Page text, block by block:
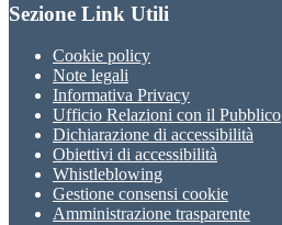
Sezione Link Utili
Cookie policy
Note legali
Informativa Privacy
Ufficio Relazioni con il Pubblico
Dichiarazione di accessibilità
Obiettivi di accessibilità
Whistleblowing
Gestione consensi cookie
Amministrazione trasparente